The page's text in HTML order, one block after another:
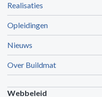
Realisaties
Opleidingen
Nieuws
Over Buildmat
Webbeleid